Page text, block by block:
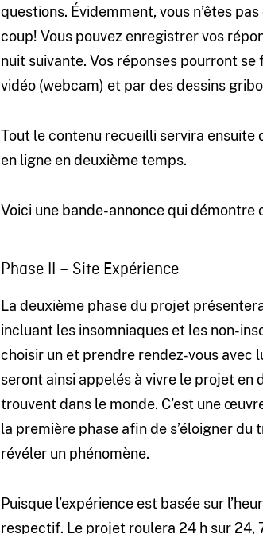
questions. Évidemment, vous n’êtes
coup! Vous pouvez enregistrer vos
nuit suivante. Vos réponses pourront
vidéo (webcam) et par des dessins
Tout le contenu recueilli servira
en ligne en deuxième temps.
Voici une bande-annonce qui
Phase II – Site Expérience
La deuxième phase du projet
incluant les insomniaques et les non-
choisir un et prendre rendez-vous avec
seront ainsi appelés à vivre le projet en
trouvent dans le monde. C’est une
la première phase afin de s’éloigner du
révéler un phénomène.
Puisque l’expérience est basée sur
respectif. Le projet roulera 24 h sur 24,